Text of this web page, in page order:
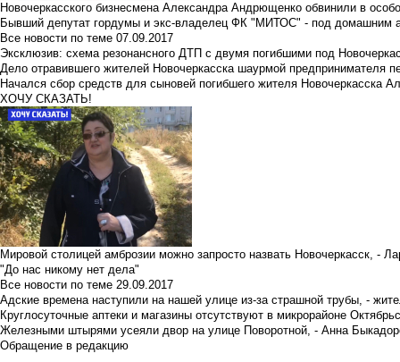
Новочеркасского бизнесмена Александра Андрющенко обвинили в
Бывший депутат гордумы и экс-владелец ФК "МИТОС" - под домашним
Все новости по теме 07.09.2017
Эксклюзив: схема резонансного ДТП с двумя погибшими под
Дело отравившего жителей Новочеркасска шаурмой предпринимателя
Начался сбор средств для сыновей погибшего жителя Новочеркасска
ХОЧУ СКАЗАТЬ!
Мировой столицей амброзии можно запросто назвать Новочеркасск, -
"До нас никому нет дела"
Все новости по теме 29.09.2017
Адские времена наступили на нашей улице из-за страшной трубы, -
Круглосуточные аптеки и магазины отсутствуют в микрорайоне
Железными штырями усеяли двор на улице Поворотной, - Анна
Обращение в редакцию